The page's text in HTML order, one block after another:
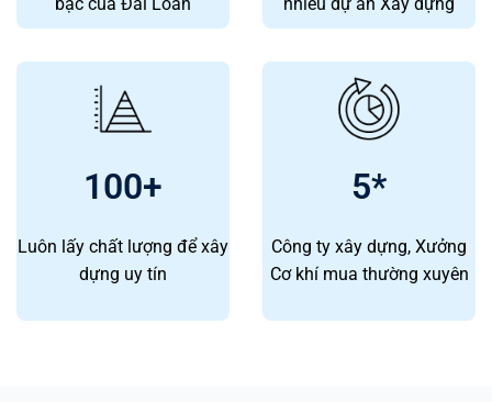
100+
Luôn lấy chất lượng để xây
dựng uy tín
5*
Công ty xây dựng, Xưởng
Cơ khí mua thường xuyên